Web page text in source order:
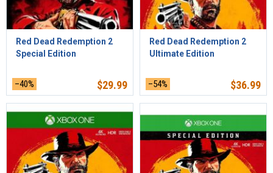
Red Dead Redemption 2
Special Edition
–40% $29.99
Red Dead Redemption 2
Ultimate Edition
–54% $36.99